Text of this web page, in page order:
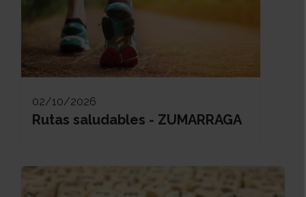
02/10/2026
Rutas saludables - ZUMARRAGA